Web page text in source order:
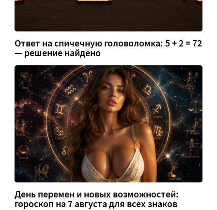
Ответ на спичечную головоломка: 5 + 2 = 72
— решение найдено
День перемен и новых возможностей:
гороскоп на 7 августа для всех знаков